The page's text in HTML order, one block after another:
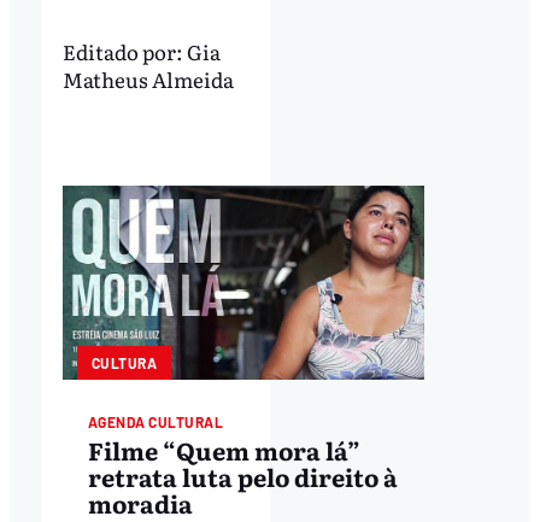
Editado por: Gia
Matheus Almeida
CULTURA
AGENDA CULTURAL
Filme “Quem mora lá”
retrata luta pelo direito à
moradia